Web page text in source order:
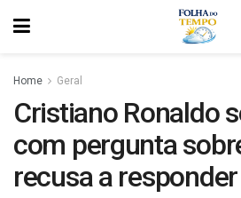
Home Geral
Cristiano Ronaldo
com pergunta
recusa a responder